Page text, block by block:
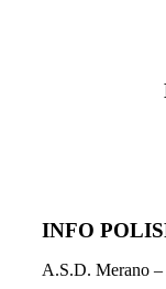
INFO
A.S.D. Merano –